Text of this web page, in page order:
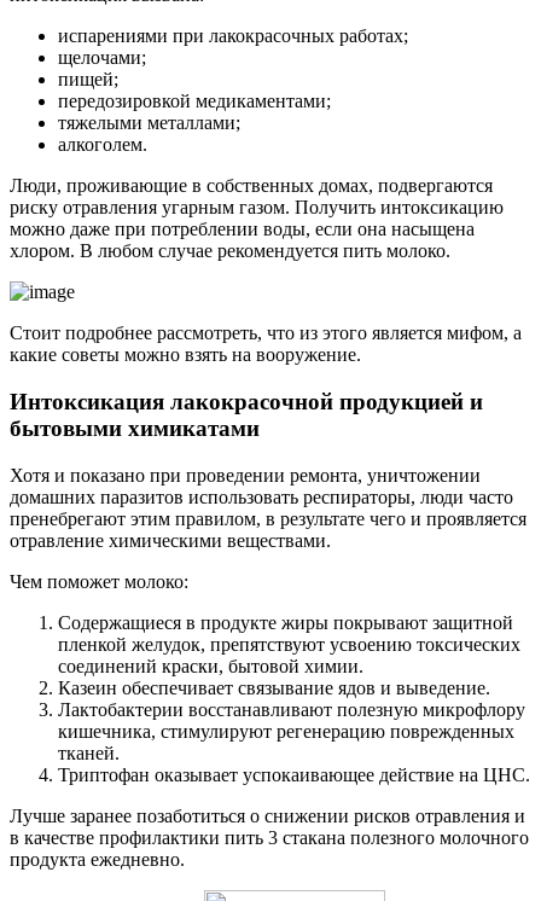
испарениями при лакокрасочных работах;
щелочами;
пищей;
передозировкой медикаментами;
тяжелыми металлами;
алкоголем.
Люди, проживающие в собственных домах, подвергаются
риску отравления угарным газом. Получить интоксикацию
можно даже при потреблении воды, если она насыщена
хлором. В любом случае рекомендуется пить молоко.
Стоит подробнее рассмотреть, что из этого является мифом, а
какие советы можно взять на вооружение.
Интоксикация лакокрасочной продукцией и
бытовыми химикатами
Хотя и показано при проведении ремонта, уничтожении
домашних паразитов использовать респираторы, люди часто
пренебрегают этим правилом, в результате чего и проявляется
отравление химическими веществами.
Чем поможет молоко:
Содержащиеся в продукте жиры покрывают защитной
пленкой желудок, препятствуют усвоению токсических
соединений краски, бытовой химии.
Казеин обеспечивает связывание ядов и выведение.
Лактобактерии восстанавливают полезную микрофлору
кишечника, стимулируют регенерацию поврежденных
тканей.
Триптофан оказывает успокаивающее действие на ЦНС.
Лучше заранее позаботиться о снижении рисков отравления и
в качестве профилактики пить 3 стакана полезного молочного
продукта ежедневно.